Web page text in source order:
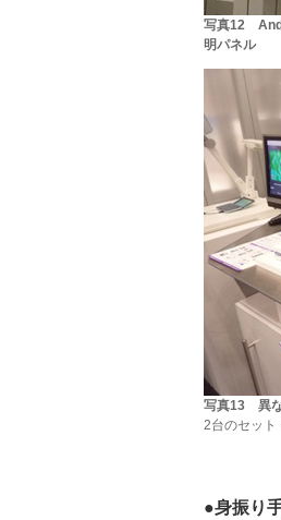
写真12
明パネル
写真13 異な
2台のセット
●身振り